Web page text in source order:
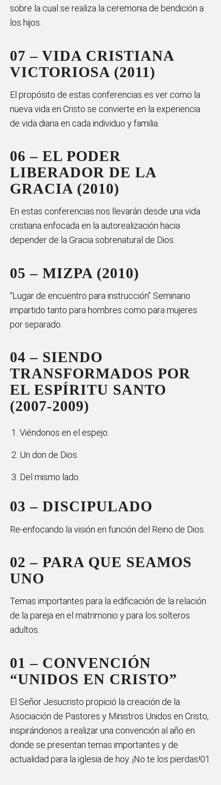
sobre la cual se realiza la ceremonia de bendición a
los hijos.
07 – VIDA CRISTIANA
VICTORIOSA (2011)
El propósito de estas conferencias es ver como la
nueva vida en Cristo se convierte en la experiencia
de vida diaria en cada individuo y familia.
06 – EL PODER
LIBERADOR DE LA
GRACIA (2010)
En estas conferencias nos llevarán desde una vida
cristiana enfocada en la autorealización hacia
depender de la Gracia sobrenatural de Dios.
05 – MIZPA (2010)
“Lugar de encuentro para instrucción” Seminario
impartido tanto para hombres como para mujeres
por separado.
04 – SIENDO
TRANSFORMADOS POR
EL ESPÍRITU SANTO
(2007-2009)
Viéndonos en el espejo.
Un don de Dios.
Del mismo lado.
03 – DISCIPULADO
Re-enfocando la visión en función del Reino de Dios.
02 – PARA QUE SEAMOS
UNO
Temas importantes para la edificación de la relación
de la pareja en el matrimonio y para los solteros
adultos.
01 – CONVENCIÓN
“UNIDOS EN CRISTO”
El Señor Jesucristo propició la creación de la
Asociación de Pastores y Ministros Unidos en Cristo,
inspirándonos a realizar una convención al año en
donde se presentan temas importantes y de
actualidad para la iglesia de hoy. ¡No te los pierdas!01